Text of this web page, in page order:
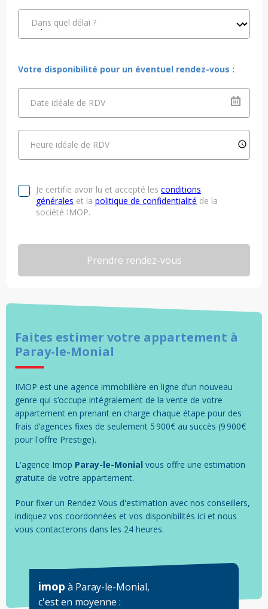
Faites estimer votre appartement à
Paray-le-Monial
IMOP est une agence immobilière en ligne d’un nouveau
genre qui s’occupe intégralement de la vente de votre
appartement en prenant en charge chaque étape pour des
frais d’agences fixes de seulement 5 900€ au succès (9 900€
pour l'offre Prestige).
L'agence Imop Paray-le-Monial vous offre une estimation
gratuite de votre appartement.
Pour fixer un Rendez Vous d'estimation avec nos conseillers,
indiquez vos coordonnées et vos disponibilités ici et nous
vous contacterons dans les 24 heures.
imop à Paray-le-Monial,
c'est en moyenne :
Dans quel délai ?
Votre disponibilité pour un éventuel rendez-vous :
Date idéale de RDV
Heure idéale de RDV
Je certifie avoir lu et accepté les conditions
générales et la politique de confidentialité de la
société IMOP.